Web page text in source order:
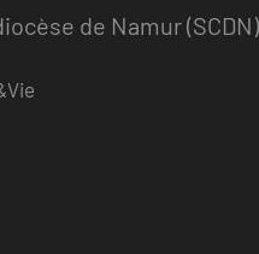
de Namur